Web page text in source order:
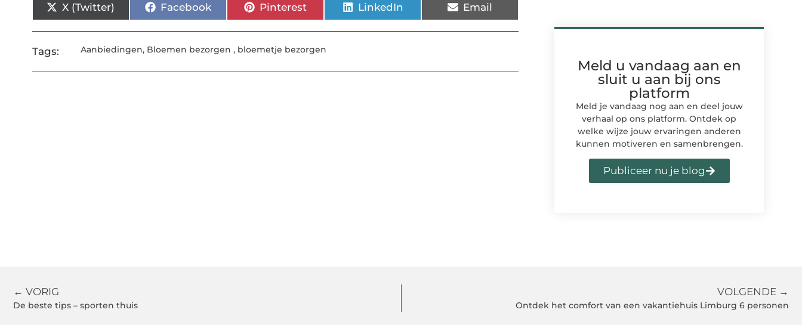
X (Twitter) Facebook Pinterest LinkedIn Email
Tags: Aanbiedingen, Bloemen bezorgen , bloemetje bezorgen
Meld u vandaag aan en
sluit u aan bij ons
platform
Meld je vandaag nog aan en deel jouw
verhaal op ons platform. Ontdek op
welke wijze jouw ervaringen anderen
kunnen motiveren en samenbrengen.
Publiceer nu je blog
← VORIG
De beste tips – sporten thuis
VOLGENDE →
Ontdek het comfort van een vakantiehuis Limburg 6 personen